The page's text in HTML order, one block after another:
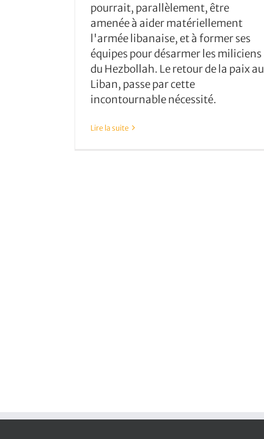
pourrait, parallèlement, être
amenée à aider matériellement
l'armée libanaise, et à former ses
équipes pour désarmer les miliciens
du Hezbollah. Le retour de la paix au
Liban, passe par cette
incontournable nécessité.
Lire la suite